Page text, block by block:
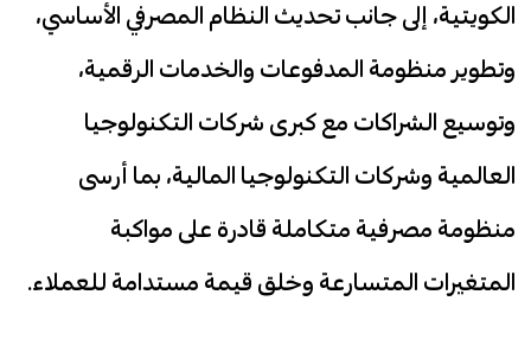
الكويتية، إلى جانب تحديث النظام المصرفي الأساسي،
وتطوير منظومة المدفوعات والخدمات الرقمية،
وتوسيع الشراكات مع كبرى شركات التكنولوجيا
العالمية وشركات التكنولوجيا المالية، بما أرسى
منظومة مصرفية متكاملة قادرة على مواكبة
المتغيرات المتسارعة وخلق قيمة مستدامة للعملاء.